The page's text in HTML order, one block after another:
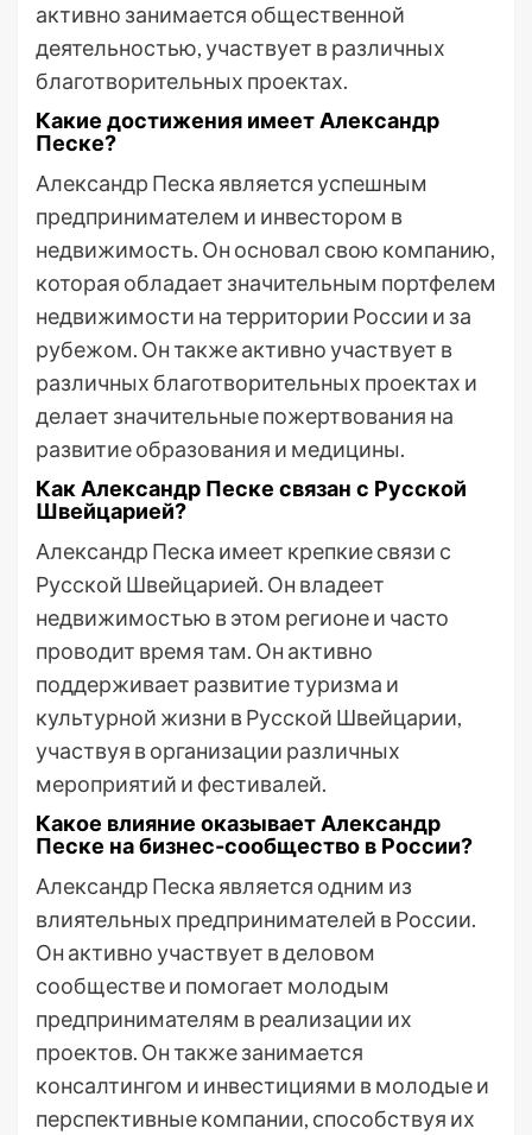
активно занимается общественной
деятельностью, участвует в различных
благотворительных проектах.
Какие достижения имеет Александр
Песке?
Александр Песка является успешным
предпринимателем и инвестором в
недвижимость. Он основал свою компанию,
которая обладает значительным портфелем
недвижимости на территории России и за
рубежом. Он также активно участвует в
различных благотворительных проектах и
делает значительные пожертвования на
развитие образования и медицины.
Как Александр Песке связан с Русской
Швейцарией?
Александр Песка имеет крепкие связи с
Русской Швейцарией. Он владеет
недвижимостью в этом регионе и часто
проводит время там. Он активно
поддерживает развитие туризма и
культурной жизни в Русской Швейцарии,
участвуя в организации различных
мероприятий и фестивалей.
Какое влияние оказывает Александр
Песке на бизнес-сообщество в России?
Александр Песка является одним из
влиятельных предпринимателей в России.
Он активно участвует в деловом
сообществе и помогает молодым
предпринимателям в реализации их
проектов. Он также занимается
консалтингом и инвестициями в молодые и
перспективные компании, способствуя их